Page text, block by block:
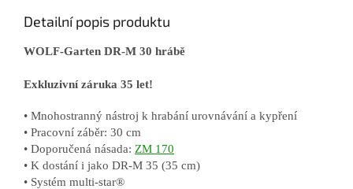
Detailní popis produktu
WOLF-Garten DR-M 30 hrábě
Exkluzivní záruka 35 let!
• Mnohostranný nástroj k hrabání urovnávání a kypření
• Pracovní záběr: 30 cm
• Doporučená násada: ZM 170
• K dostání i jako DR-M 35 (35 cm)
• Systém multi-star®